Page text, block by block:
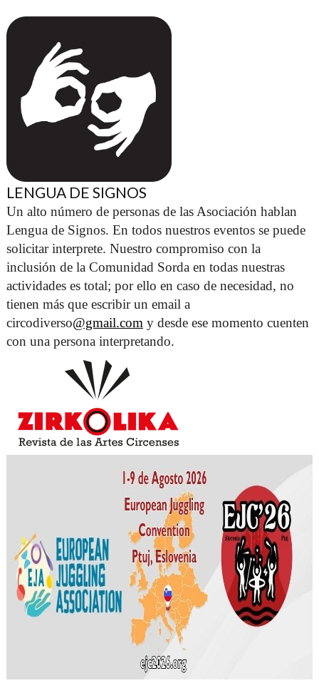
LENGUA DE SIGNOS
Un alto número de personas de las Asociación hablan
Lengua de Signos. En todos nuestros eventos se puede
solicitar interprete. Nuestro compromiso con la
inclusión de la Comunidad Sorda en todas nuestras
actividades es total; por ello en caso de necesidad, no
tienen más que escribir un email a
circodiverso@gmail.com y desde ese momento cuenten
con una persona interpretando.